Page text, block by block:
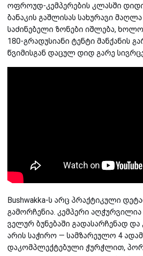
ოფროუდ-კემპერების კლასში
ბანაკის გაშლისას სახურავი მაღლა
საძინებელი ზონები იშლება,
180-გრადუსიანი ტენტი მანქანის
წვიმისგან დაცულ დიდ გარე
Bushwakka-ს არც პრაქტიკული
გამორჩენია. კემპერი
ველურ ბუნებაში გადასარჩენად
არის საჭირო — სამზარეულო 4
დაკომპლექტებული ჭურჭლით,